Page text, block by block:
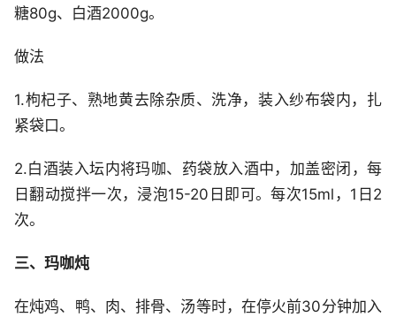
糖80g、白酒2000g。
做法
1.枸杞子、熟地黄去除杂质、洗净，装入纱布袋内，扎
紧袋口。
2.白酒装入坛内将玛咖、药袋放入酒中，加盖密闭，每
日翻动搅拌一次，浸泡15-20日即可。每次15ml，1日2
次。
三、玛咖炖
在炖鸡、鸭、肉、排骨、汤等时，在停火前30分钟加入